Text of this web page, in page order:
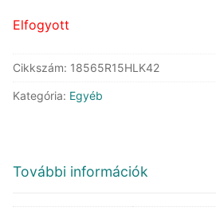
Elfogyott
Cikkszám: 18565R15HLK42
Kategória: Egyéb
További információk